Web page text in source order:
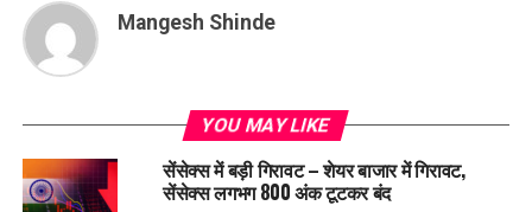
Mangesh Shinde
YOU MAY LIKE
सेंसेक्स में बड़ी गिरावट – शेयर बाजार में गिरावट,
सेंसेक्स लगभग 800 अंक टूटकर बंद